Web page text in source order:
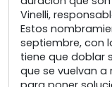
Vinelli,
Estos
septiembre, con
tiene que doblar
que se vuelvan